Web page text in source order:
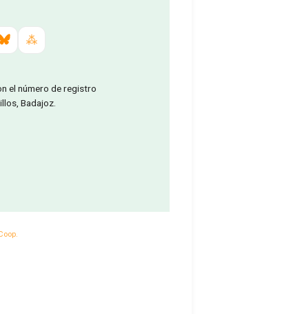
el número de registro
Badajoz.